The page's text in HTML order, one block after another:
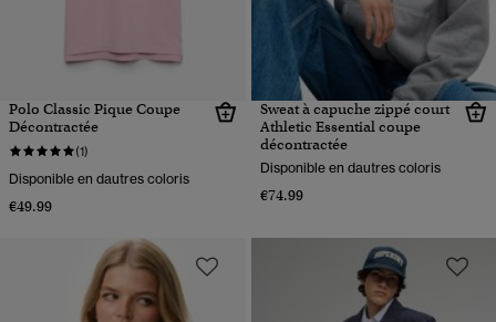
Polo Classic Pique Coupe
Décontractée
(1)
Disponible en dautres coloris
€49.99
Sweat à capuche zippé court
Athletic Essential coupe
décontractée
Disponible en dautres coloris
€74.99